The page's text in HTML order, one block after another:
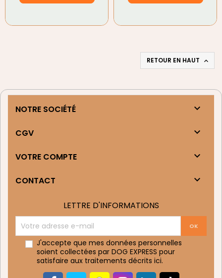
RETOUR EN HAUT 
NOTRE SOCIÉTÉ 
CGV 
VOTRE COMPTE 
CONTACT 
LETTRE D'INFORMATIONS
J'accepte que mes données personnelles
soient collectées par DOG EXPRESS pour
satisfaire aux traitements décrits ici.